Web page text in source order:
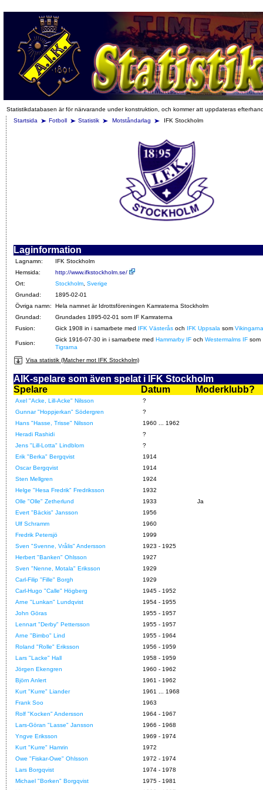
Statistikdatabasen är för närvarande under konstruktion, och kommer att uppdateras
Startsida
Fotboll Statistik Motståndarlag IFK Stockholm
Laginformation
Lagnamn:
IFK Stockholm
Hemsida:
http://www.ifkstockholm.se/
Ort:
Stockholm Sverige
Grundad:
1895-02-01
Övriga namn:
Hela namnet är Idrottsföreningen Kamraterna Stockholm
Grundad:
Grundades 1895-02-01 som IF Kamraterna
Fusion:
Gick 1908 in i samarbete med IFK Västerås och IFK Uppsala som
Fusion:
Gick 1916-07-30 in i samarbete med Hammarby IF och Westermalms IF som
Tigrarna
Visa statistik (Matcher mot IFK Stockholm)
AIK-spelare som även spelat i IFK Stockholm
Spelare
Datum Moderklubb?
Axel "Acke, Lill-Acke" Nilsson
?
Gunnar "Hoppjerkan" Södergren
?
Hans "Hasse, Trisse" Nilsson
1960 ... 1962
Heradi Rashidi
?
Jens "Lill-Lotta" Lindblom
?
Erik "Berka" Bergqvist
1914
Oscar Bergqvist
1914
Sten Mellgren
1924
Helge "Hesa Fredrik" Fredriksson
1932
Olle "Olle" Zetherlund
1933
Ja
Evert "Bäckis" Jansson
1956
Ulf Schramm
1960
Fredrik Petersjö
1999
Sven "Svenne, Vrålis" Andersson
1923 - 1925
Herbert "Banken" Ohlsson
1927
Sven "Nenne, Motala" Eriksson
1929
Carl-Filip "Fille" Borgh
1929
Carl-Hugo "Calle" Högberg
1945 - 1952
Arne "Lunkan" Lundqvist
1954 - 1955
John Göras
1955 - 1957
Lennart "Derby" Pettersson
1955 - 1957
Arne "Bimbo" Lind
1955 - 1964
Roland "Rolle" Eriksson
1956 - 1959
Lars "Lacke" Hall
1958 - 1959
Jörgen Ekengren
1960 - 1962
Björn Anlert
1961 - 1962
Kurt "Kurre" Liander
1961 ... 1968
Frank Soo
1963
Rolf "Kocken" Andersson
1964 - 1967
Lars-Göran "Lasse" Jansson
1966 - 1968
Yngve Eriksson
1969 - 1974
Kurt "Kurre" Hamrin
1972
Owe "Fiskar-Owe" Ohlsson
1972 - 1974
Lars Borgqvist
1974 - 1978
Michael "Borken" Borgqvist
1975 - 1981